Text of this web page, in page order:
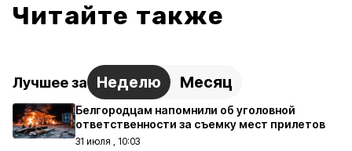
Читайте также
Лучшее за Неделю Месяц
Белгородцам напомнили об уголовной
ответственности за съемку мест прилетов
31 июля , 10:03